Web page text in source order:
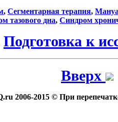
, Сегментарная терапия,
тазового дна, Синдром
Подготовка к
Вверх
2006-2015 © При